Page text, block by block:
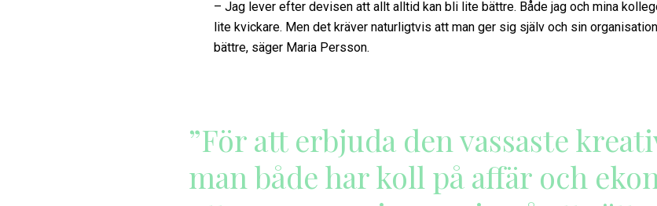
– Jag lever efter devisen att allt alltid kan bli lite bättre. Både jag och mina
lite kvickare. Men det kräver naturligtvis att man ger sig själv och sin
bättre, säger Maria Persson.
”För att erbjuda den vassaste
man både har koll på affär och